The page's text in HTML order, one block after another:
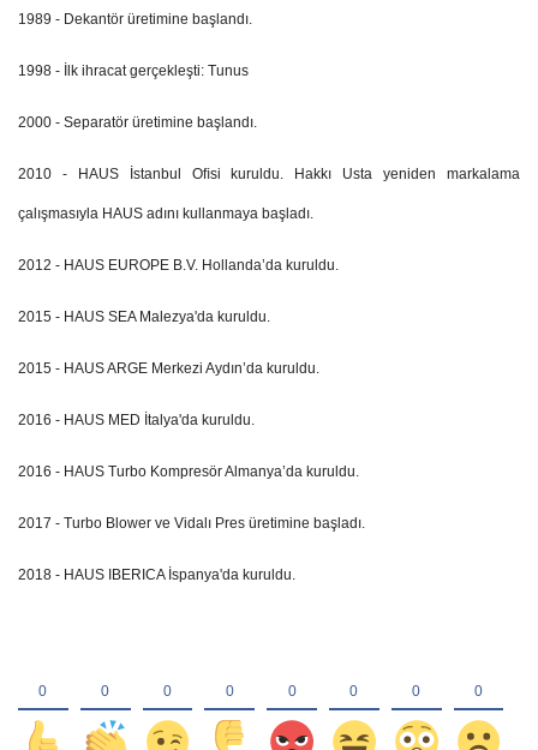
1989 - Dekantör üretimine başlandı.
1998 - İlk ihracat gerçekleşti: Tunus
2000 - Separatör üretimine başlandı.
2010 - HAUS İstanbul Oﬁsi kuruldu. Hakkı Usta yeniden markalama
çalışmasıyla HAUS adını kullanmaya başladı.
2012 - HAUS EUROPE B.V. Hollanda’da kuruldu.
2015 - HAUS SEA Malezya'da kuruldu.
2015 - HAUS ARGE Merkezi Aydın’da kuruldu.
2016 - HAUS MED İtalya'da kuruldu.
2016 - HAUS Turbo Kompresör Almanya’da kuruldu.
2017 - Turbo Blower ve Vidalı Pres üretimine başladı.
2018 - HAUS IBERICA İspanya'da kuruldu.